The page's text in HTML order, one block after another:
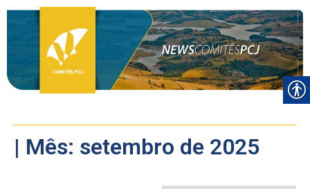
| Mês: setembro de 2025